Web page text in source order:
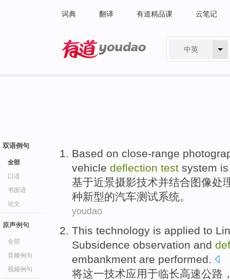
词典 翻译 有道精品课 云笔记
中英
双语例句
全部
口语
书面语
论文
原声例句
全部
音频例句
视频例句
Based on close-range
vehicle deflection test system is
基于近景摄影技术并结合图像处
种新型的汽车测试系统。
youdao
This technology is applied to
Subsidence observation and
embankment are performed.
将这一技术应用于临长高速公路